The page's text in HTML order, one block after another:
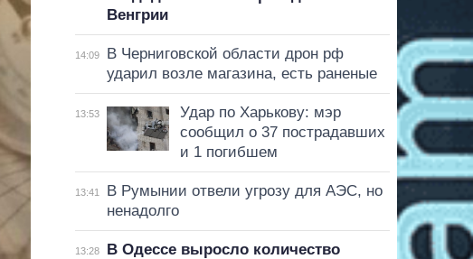
Венгрии
14:09
В Черниговской области дрон рф
ударил возле магазина, есть раненые
13:53
Удар по Харькову: мэр
сообщил о 37 пострадавших
и 1 погибшем
13:41
В Румынии отвели угрозу для АЭС, но
ненадолго
13:28
В Одессе выросло количество